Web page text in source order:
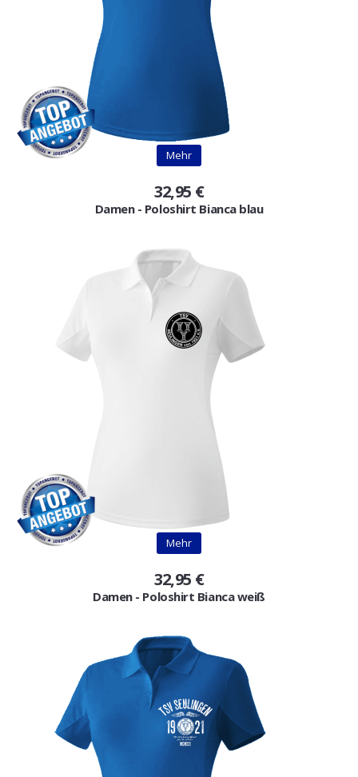
Mehr
32,95 €
Damen - Poloshirt Bianca blau
Mehr
32,95 €
Damen - Poloshirt Bianca weiß